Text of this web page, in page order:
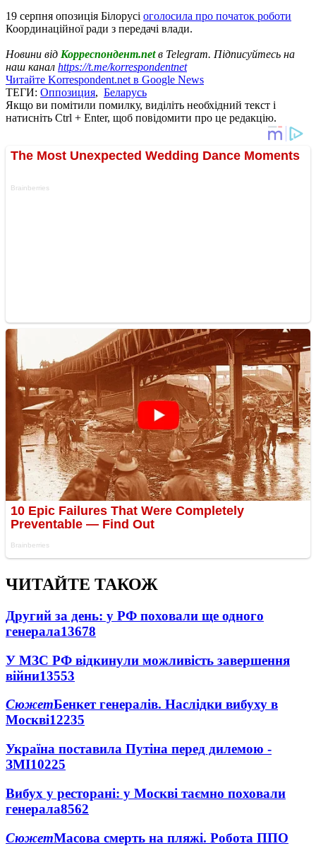
19 серпня опозиція Білорусі оголосила про початок роботи
Координаційної ради з передачі влади.
Новини від Корреспондент.netв Telegram. Підписуйтесь на
наш канал https://t.me/korrespondentnet
Читайте Korrespondent.net в Google News
ТЕГИ: Оппозиция, Беларусь
Якщо ви помітили помилку, виділіть необхідний текст і
натисніть Ctrl + Enter, щоб повідомити про це редакцію.
ЧИТАЙТЕ ТАКОЖ
Другий за день: у РФ поховали ще одного
генерала13678
У МЗС РФ відкинули можливість завершення
війни13553
СюжетБенкет генералів. Наслідки вибуху в
Москві12235
Україна поставила Путіна перед дилемою -
ЗМІ10225
Вибух у ресторані: у Москві таємно поховали
генерала8562
СюжетМасова смерть на пляжі. Робота ППО